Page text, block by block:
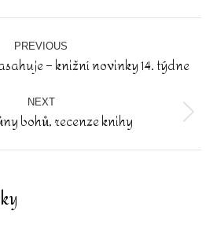
PREVIOUS
Previous
– knižní novinky 14. týdne
NEXT
Next
bohů, recenze knihy